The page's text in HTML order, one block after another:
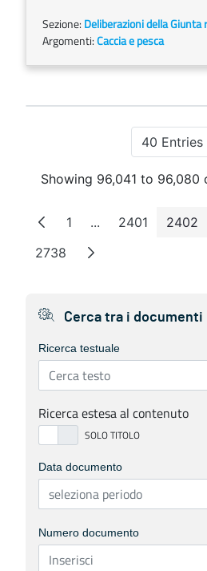
Sezione: Deliberazioni della Giunta
Argomenti:Caccia e pesca
40 Entries
Per
Showing 96,041 to 96,080
Page
1 ...Intermediate Pages
Page
2401 Page
2402
Page
2738
Cerca tra i documenti
Ricerca testuale
Ricerca estesa al contenuto
Data documento
Numero documento